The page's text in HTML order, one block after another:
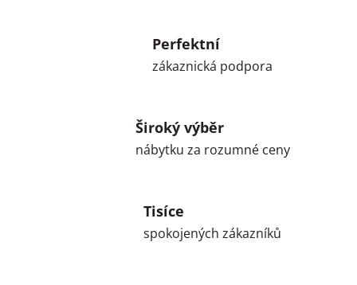
Perfektní
zákaznická podpora
Široký výběr
nábytku za rozumné ceny
Tisíce
spokojených zákazníků